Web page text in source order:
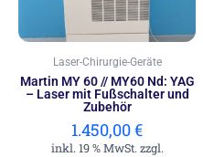
Laser-Chirurgie-Geräte
Martin MY 60 // MY60 Nd: YAG
– Laser mit Fußschalter und
Zubehör
1.450,00€
inkl. 19 % MwSt. zzgl.